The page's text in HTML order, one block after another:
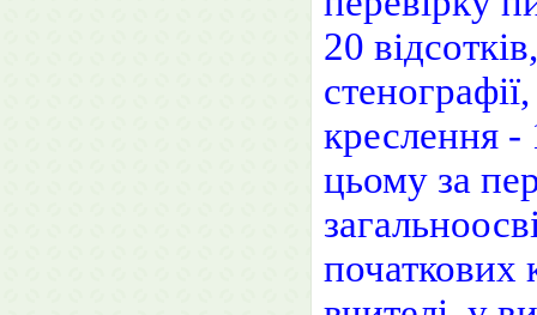
20
креслення -
цьому за
початкових